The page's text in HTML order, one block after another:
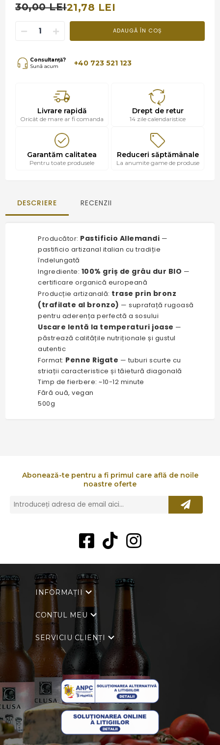
30,00 LEI21,78 LEI
ADAUGĂ ÎN COȘ
Consultanță?
Sună acum
+40 723 521 123
Livrare rapidă
Oricât de mare ar fi comanda
Drept de retur
14 zile calendaristice
Garantăm calitatea
Pentru toate produsele
Reduceri săptămânale
La anumite game de produse
DESCRIERE RECENZII
Producător: Pastificio Allemandi —
pastificio artizanal italian cu tradiție
îndelungată
Ingrediente: 100% griș de grâu dur BIO —
certificare organică europeană
Producție artizanală: trase prin bronz
(trafilate al bronzo) — suprafață rugoasă
pentru aderența perfectă a sosului
Uscare lentă la temperaturi joase —
păstrează calitățile nutriționale și gustul
autentic
Format: Penne Rigate — tuburi scurte cu
striații caracteristice și tăietură diagonală
Timp de fierbere: ~10-12 minute
Fără ouă, vegan
500g
Abonează-te pentru a fi primul care află de noile
noastre oferte
INFORMAȚII
CONTUL MEU
SERVICIU CLIENȚI